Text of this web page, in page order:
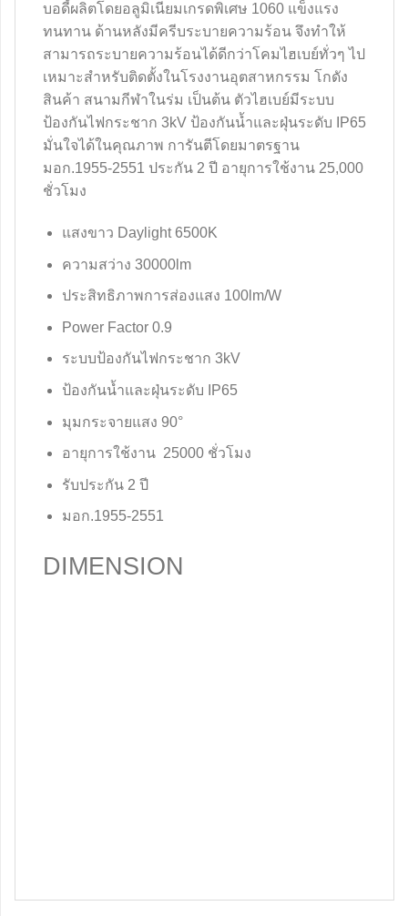
บอดี้ผลิตโดยอลูมิเนียมเกรดพิเศษ 1060 แข็งแรง
ทนทาน ด้านหลังมีครีบระบายความร้อน จึงทำให้
สามารถระบายความร้อนได้ดีกว่าโคมไฮเบย์ทั่วๆ ไป
เหมาะสำหรับติดตั้งในโรงงานอุตสาหกรรม โกดัง
สินค้า สนามกีฬาในร่ม เป็นต้น ตัวไฮเบย์มีระบบ
ป้องกันไฟกระชาก 3kV ป้องกันน้ำและฝุ่นระดับ IP65
มั่นใจได้ในคุณภาพ การันตีโดยมาตรฐาน
มอก.1955-2551 ประกัน 2 ปี อายุการใช้งาน 25,000
ชั่วโมง
แสงขาว Daylight 6500K
ความสว่าง 30000lm
ประสิทธิภาพการส่องแสง 100lm/W
Power Factor 0.9
ระบบป้องกันไฟกระชาก 3kV
ป้องกันน้ำและฝุ่นระดับ IP65
มุมกระจายแสง 90°
อายุการใช้งาน 25000 ชั่วโมง
รับประกัน 2 ปี
มอก.1955-2551
DIMENSION